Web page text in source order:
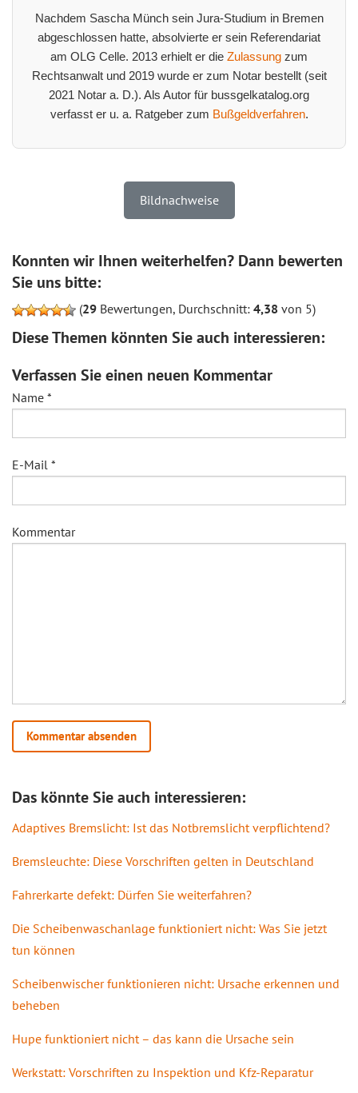
Nachdem Sascha Münch sein Jura-Studium in Bremen
abgeschlossen hatte, absolvierte er sein Referendariat
am OLG Celle. 2013 erhielt er die Zulassung zum
Rechtsanwalt und 2019 wurde er zum Notar bestellt (seit
2021 Notar a. D.). Als Autor für bussgelkatalog.org
verfasst er u. a. Ratgeber zum Bußgeldverfahren.
Bildnachweise
Konnten wir Ihnen weiterhelfen? Dann bewerten
Sie uns bitte:
(29 Bewertungen, Durchschnitt: 4,38 von 5)
Diese Themen könnten Sie auch interessieren:
Verfassen Sie einen neuen Kommentar
Name *
E-Mail *
Kommentar
Das könnte Sie auch interessieren:
Adaptives Bremslicht: Ist das Notbremslicht verpflichtend?
Bremsleuchte: Diese Vorschriften gelten in Deutschland
Fahrerkarte defekt: Dürfen Sie weiterfahren?
Die Scheibenwaschanlage funktioniert nicht: Was Sie jetzt
tun können
Scheibenwischer funktionieren nicht: Ursache erkennen und
beheben
Hupe funktioniert nicht – das kann die Ursache sein
Werkstatt: Vorschriften zu Inspektion und Kfz-Reparatur